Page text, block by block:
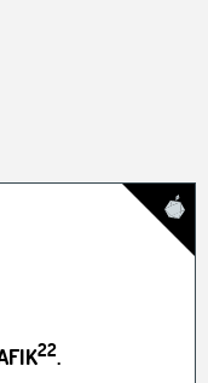
22.